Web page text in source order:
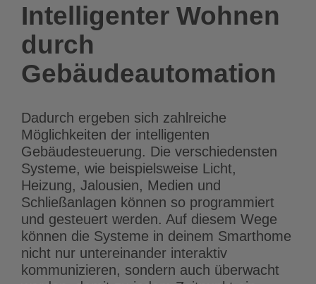
Intelligenter Wohnen
durch
Gebäudeautomation
Dadurch ergeben sich zahlreiche
Möglichkeiten der intelligenten
Gebäudesteuerung. Die verschiedensten
Systeme, wie beispielsweise Licht,
Heizung, Jalousien, Medien und
Schließanlagen können so programmiert
und gesteuert werden. Auf diesem Wege
können die Systeme in deinem Smarthome
nicht nur untereinander interaktiv
kommunizieren, sondern auch überwacht